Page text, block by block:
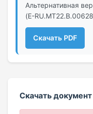
Альтернативная
(E-
Скачать PDF
Скачать документ